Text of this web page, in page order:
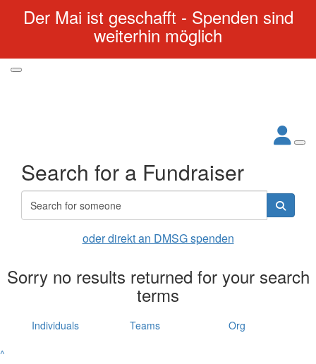
Der Mai ist geschafft - Spenden sind
weiterhin möglich
Search for a Fundraiser
oder direkt an DMSG spenden
Sorry no results returned for your search
terms
Individuals Teams
Org
^